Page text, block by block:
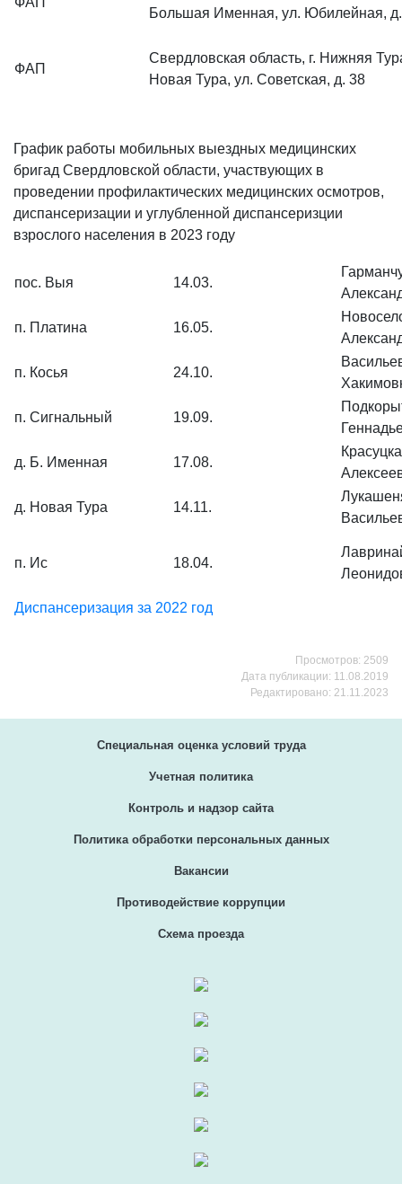
Большая Именная, ул. Юбилейная,
ФАП
Свердловская область, г. Нижняя
Новая Тура, ул. Советская, д. 38
График работы мобильных выездных медицинских
бригад Свердловской области, участвующих в
проведении профилактических медицинских осмотров,
диспансеризации и углубленной диспансеризции
взрослого населения в 2023 году
пос. Выя 14.03.
п. Платина 16.05.
п. Косья 24.10.
п. Сигнальный 19.09.
д. Б. Именная 17.08.
д. Новая Тура 14.11.
п. Ис 18.04.
Диспансеризация за 2022 год
Просмотров: 2509
Дата публикации: 11.08.2019
Редактировано: 21.11.2023
Специальная оценка условий труда
Учетная политика
Контроль и надзор сайта
Политика обработки персональных данных
Вакансии
Противодействие коррупции
Схема проезда